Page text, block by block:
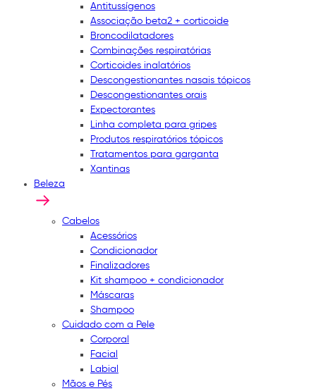
Antitussígenos
Associação beta2 + corticoide
Broncodilatadores
Combinações respiratórias
Corticoides inalatórios
Descongestionantes nasais tópicos
Descongestionantes orais
Expectorantes
Linha completa para gripes
Produtos respiratórios tópicos
Tratamentos para garganta
Xantinas
Beleza
Cabelos
Acessórios
Condicionador
Finalizadores
Kit shampoo + condicionador
Máscaras
Shampoo
Cuidado com a Pele
Corporal
Facial
Labial
Mãos e Pés